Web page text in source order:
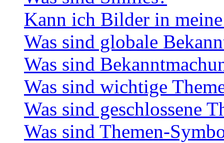
Kann ich Bilder in
Was sind globale
Was sind
Was sind wichtige
Was sind geschlossene
Was sind Themen-